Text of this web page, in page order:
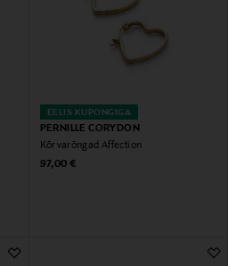
EELIS KUPONGIGA
PERNILLE CORYDON
Kõrvarõngad Affection
Original Price
97,00 €